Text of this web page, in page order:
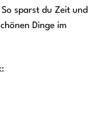
sparst du Zeit und
Dinge im